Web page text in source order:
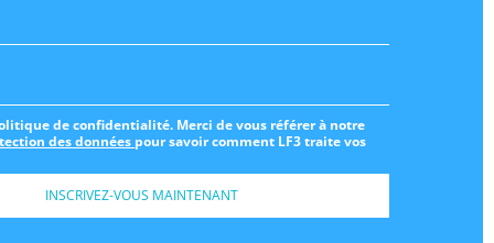
de confidentialité. Merci de vous référer à notre
des données pour savoir comment LF3 traite vos
INSCRIVEZ-VOUS MAINTENANT